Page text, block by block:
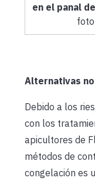
en el panal
Alternativas
Debido a los
con los
apicultores de
métodos de
congelación es